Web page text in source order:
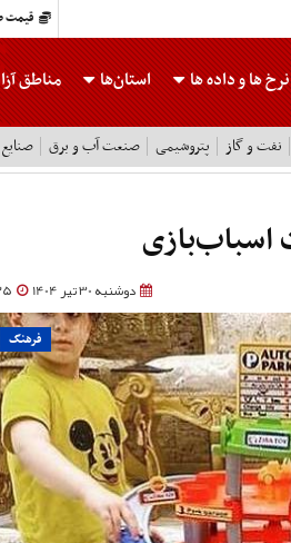
قیمت
نرخ هاو داده ها استان‌ها مناطق
نفت و گاز پتروشیمی صنعت آب و برق
دوشنبه 30 تیر 1404
فرهنگ